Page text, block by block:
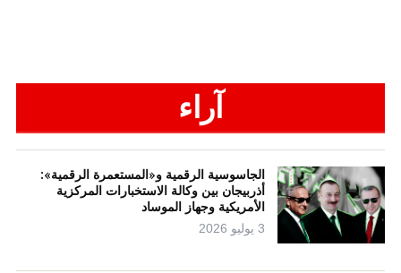
آراء
الجاسوسية الرقمية و«المستعمرة الرقمية»:
أذربيجان بين وكالة الاستخبارات المركزية
الأمريكية وجهاز الموساد
3 يوليو 2026